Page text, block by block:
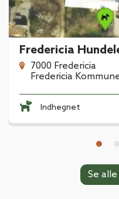
Fredericia
7000 Fredericia
Fredericia
Indhegnet
Se